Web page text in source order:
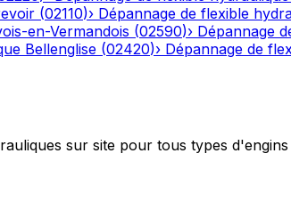
(02110)› Dépannage de flexible
en-Vermandois (02590)› Dépannage
Bellenglise (02420)› Dépannage de
sur site pour tous types